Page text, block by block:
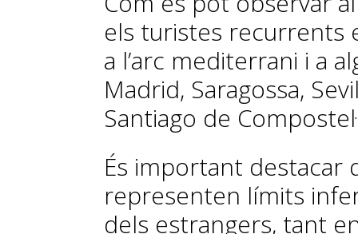
els turistes recurrents
a l’arc mediterrani i a
Madrid, Saragossa,
Santiago de
És important destacar
representen límits
dels estrangers, tant